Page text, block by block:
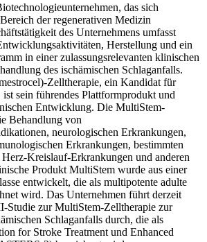
das sich
der regenerativen Medizin
des Unternehmens umfasst
Herstellung und ein
in einer zulassungsrelevanten klinischen
des ischämischen Schlaganfalls.
Zelltherapie, ein Kandidat für
sein führendes Plattformprodukt und
Entwicklung. Die MultiStem-
Behandlung von
neurologischen Erkrankungen,
Erkrankungen, bestimmten
Kreislauf-Erkrankungen und anderen
Produkt MultiStem wurde aus einer
entwickelt, die als multipotente adulte
wird. Das Unternehmen führt derzeit
Studie zur MultiStem-Zelltherapie zur
Schlaganfalls durch, die als
for Stroke Treatment und Enhanced